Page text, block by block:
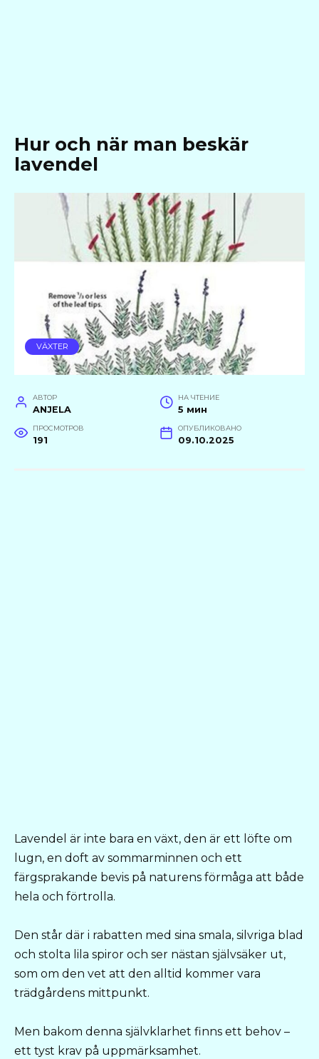
Hur och när man beskär
lavendel
VÄXTER
АВТОР
ANJELA
НА ЧТЕНИЕ
5 мин
ПРОСМОТРОВ
191
ОПУБЛИКОВАНО
09.10.2025
Lavendel är inte bara en växt, den är ett löfte om
lugn, en doft av sommarminnen och ett
färgsprakande bevis på naturens förmåga att både
hela och förtrolla.
Den står där i rabatten med sina smala, silvriga blad
och stolta lila spiror och ser nästan självsäker ut,
som om den vet att den alltid kommer vara
trädgårdens mittpunkt.
Men bakom denna självklarhet finns ett behov –
ett tyst krav på uppmärksamhet.